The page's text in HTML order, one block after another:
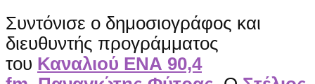
Συντόνισε ο δημοσιογράφος και
διευθυντής προγράμματος
του Καναλιού ΕΝΑ 90,4